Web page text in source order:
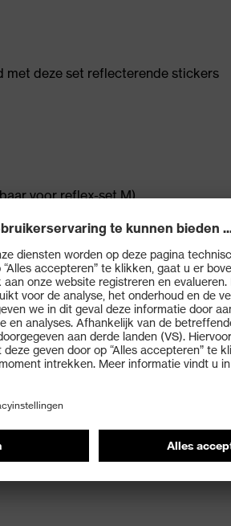
met deze set reflecterende stickers
voor reflex-set M)
Reflexite VC 612